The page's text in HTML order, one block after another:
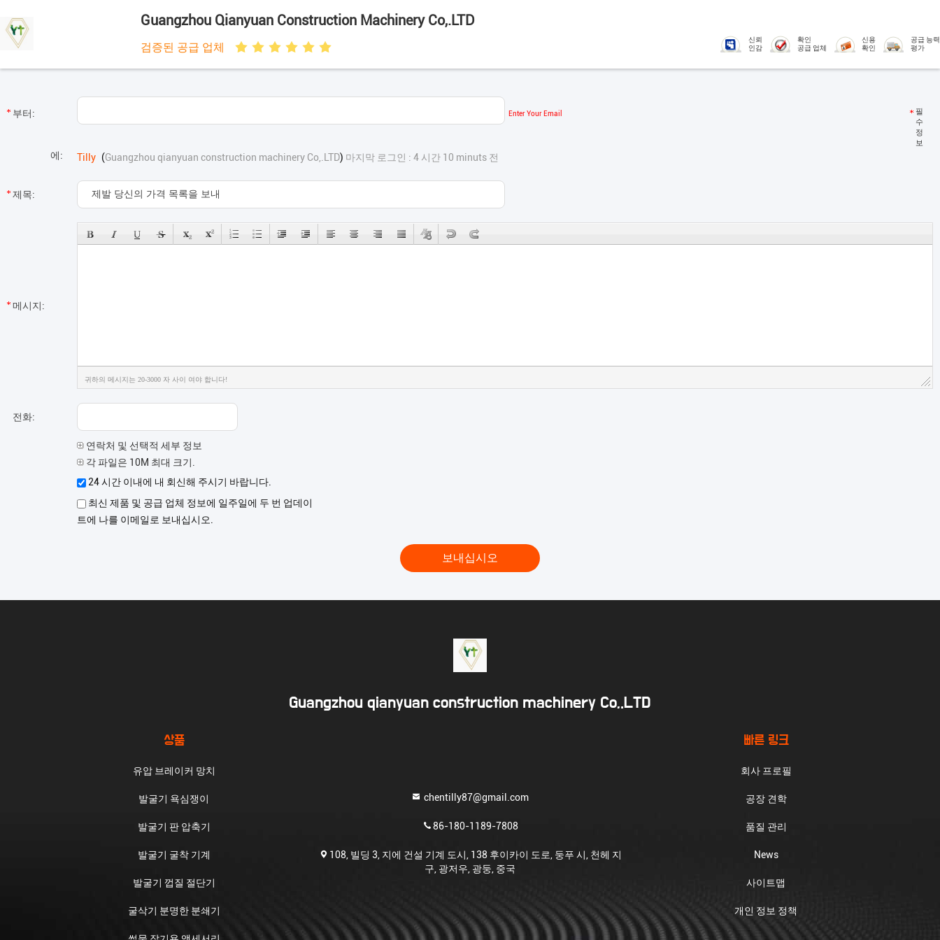
Guangzhou Qianyuan Construction Machinery Co,.LTD
검증된 공급 업체
신뢰
인감
확인
공급 업체
신용
확인
공급 능력
평가
부터: Enter Your Email
필
수
정
보
에: Tilly (Guangzhou qianyuan construction machinery Co,.LTD) 마지막 로그인 : 4 시간 10 minuts 전
제목:
메시지:
귀하의 메시지는 20-3000 자 사이 여야 합니다!
전화:
연락처 및 선택적 세부 정보
각 파일은 10M 최대 크기.
24 시간 이내에 내 회신해 주시기 바랍니다.
최신 제품 및 공급 업체 정보에 일주일에 두 번 업데이
트에 나를 이메일로 보내십시오.
Guangzhou qianyuan construction machinery Co,.LTD
상품
유압 브레이커 망치
발굴기 욕심쟁이
발굴기 판 압축기
발굴기 굴착 기계
발굴기 껍질 절단기
굴삭기 분명한 분쇄기
chentilly87@gmail.com
86-180-1189-7808
108, 빌딩 3, 지에 건설 기계 도시, 138 후이카이 도로, 둥푸 시, 천헤 지
구, 광저우, 광둥, 중국
빠른 링크
회사 프로필
공장 견학
품질 관리
News
사이트맵
개인 정보 정책